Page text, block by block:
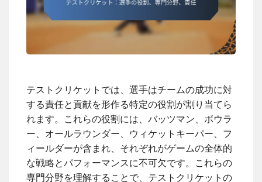
テストクリケットでは、選手はチームの成功に対
する責任と貢献を形作る特定の役割が割り当てら
れます。これらの役割には、バッツマン、ボウラ
ー、オールラウンダー、ウィケットキーパー、フ
ィールダーが含まれ、それぞれがゲームの全体的
な戦略とパフォーマンスに不可欠です。これらの
専門分野を理解することで、テストクリケットの